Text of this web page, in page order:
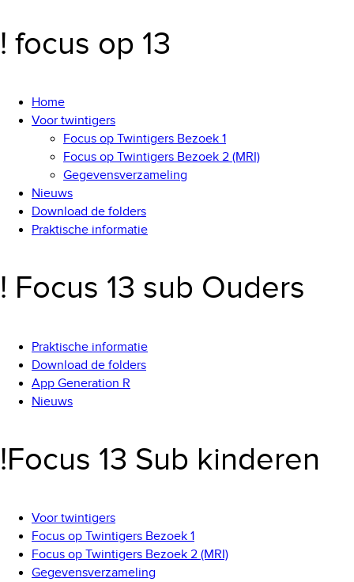
! focus op 13
Home
Voor twintigers
Focus op Twintigers Bezoek 1
Focus op Twintigers Bezoek 2 (MRI)
Gegevensverzameling
Nieuws
Download de folders
Praktische informatie
! Focus 13 sub Ouders
Praktische informatie
Download de folders
App Generation R
Nieuws
!Focus 13 Sub kinderen
Voor twintigers
Focus op Twintigers Bezoek 1
Focus op Twintigers Bezoek 2 (MRI)
Gegevensverzameling